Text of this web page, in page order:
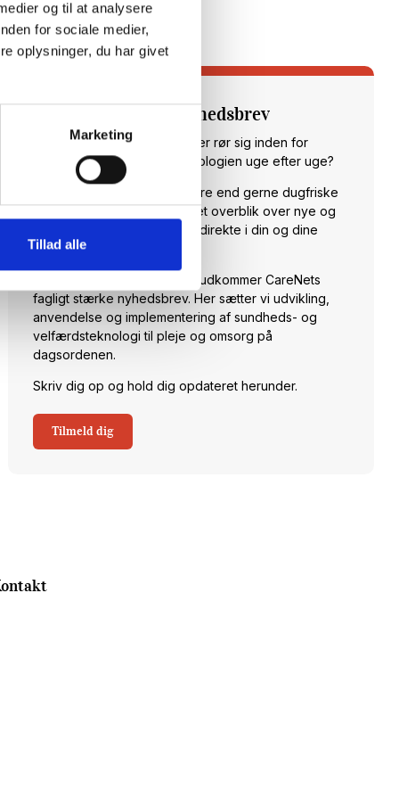
og til at analysere
for sociale medier,
oplysninger, du har givet
Marketing
Tillad alle
Tilmeld dig vores nyhedsbrev
Vil du opdateres på, hvad der rør sig inden for
sundheds- og velfærdsteknologien uge efter uge?
Hos CareNet leverer vi hellere end gerne dugfriske
nyheder fra branchen samt et overblik over nye og
spændende arrangementer direkte i din og dine
kollegaers indbakke.
Hver torsdag klokken 14:00 udkommer CareNets
fagligt stærke nyhedsbrev. Her sætter vi udvikling,
anvendelse og implementering af sundheds- og
velfærdsteknologi til pleje og omsorg på
dagsordenen.
Skriv dig op og hold dig opdateret herunder.
Tilmeld dig